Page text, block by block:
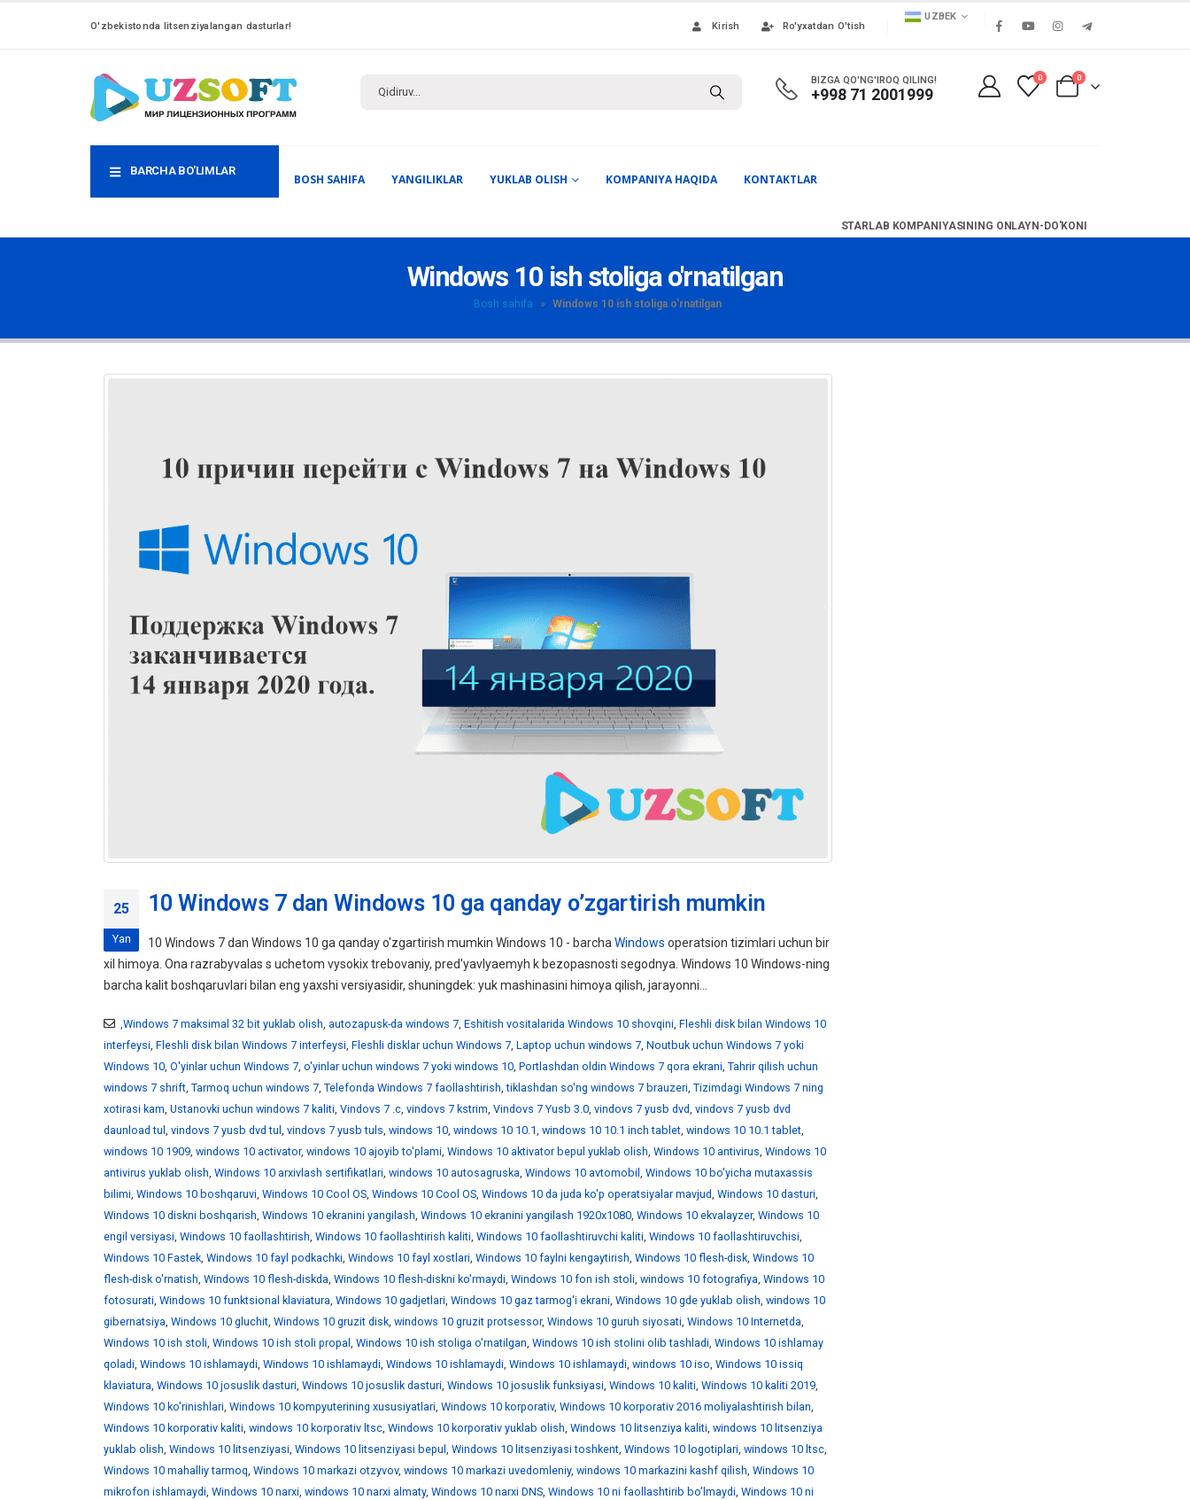
O'zbekistonda litsenziyalangan dasturlar! Kirish Ro'yxatdan O'tish
UZBEK
BIZGA QO'NG'IROQ QILING!
+998 71 2001999
0 0
BARCHA BO'LIMLAR
BOSH SAHIFA YANGILIKLAR YUKLAB OLISH KOMPANIYA HAQIDA KONTAKTLAR
STARLAB KOMPANIYASINING ONLAYN-DO'KONI
Windows 10 ish stoliga o'rnatilgan
Bosh sahifa » Windows 10 ish stoliga o'rnatilgan
25
Yan
10 Windows 7 dan Windows 10 ga qanday o’zgartirish mumkin
10 Windows 7 dan Windows 10 ga qanday o'zgartirish mumkin Windows 10 - barcha Windows operatsion tizimlari uchun bir
xil himoya. Ona razrabyvalas s uchetom vysokix trebovaniy, pred'yavlyaemyh k bezopasnosti segodnya. Windows 10 Windows-ning
barcha kalit boshqaruvlari bilan eng yaxshi versiyasidir, shuningdek: yuk mashinasini himoya qilish, jarayonni...
,Windows 7 maksimal 32 bit yuklab olish, autozapusk-da windows 7, Eshitish vositalarida Windows 10 shovqini, Fleshli disk bilan Windows 10
interfeysi, Fleshli disk bilan Windows 7 interfeysi, Fleshli disklar uchun Windows 7, Laptop uchun windows 7, Noutbuk uchun Windows 7 yoki
Windows 10, O'yinlar uchun Windows 7, o'yinlar uchun windows 7 yoki windows 10, Portlashdan oldin Windows 7 qora ekrani, Tahrir qilish uchun
windows 7 shrift, Tarmoq uchun windows 7, Telefonda Windows 7 faollashtirish,tiklashdan so'ng windows 7 brauzeri, Tizimdagi Windows 7 ning
xotirasi kam, Ustanovki uchun windows 7 kaliti, Vindovs 7 .c, vindovs 7 kstrim, Vindovs 7 Yusb 3.0, vindovs 7 yusb dvd, vindovs 7 yusb dvd
daunload tul , vindovs 7 yusb dvd tul , vindovs 7 yusb tuls, windows 10, windows 10 10.1, windows 10 10.1 inch tablet, windows 10 10.1 tablet,
windows 10 1909, windows 10 activator, windows 10 ajoyib to'plami, Windows 10 aktivator bepul yuklab olish, Windows 10 antivirus, Windows 10
antivirus yuklab olish, Windows 10 arxivlash sertifikatlari, windows 10 autosagruska, Windows 10 avtomobil , Windows 10 bo'yicha mutaxassis
bilimi, Windows 10 boshqaruvi, Windows 10 Cool OS, Windows 10 Cool OS, Windows 10 da juda ko'p operatsiyalar mavjud, Windows 10 dasturi,
Windows 10 diskni boshqarish, Windows 10 ekranini yangilash, Windows 10 ekranini yangilash 1920x1080, Windows 10 ekvalayzer, Windows 10
engil versiyasi, Windows 10 faollashtirish, Windows 10 faollashtirish kaliti, Windows 10 faollashtiruvchi kaliti, Windows 10 faollashtiruvchisi,
Windows 10 Fastek, Windows 10 fayl podkachki, Windows 10 fayl xostlari, Windows 10 faylni kengaytirish, Windows 10 flesh-disk, Windows 10
flesh-disk o'rnatish, Windows 10 flesh-diskda, Windows 10 flesh-diskni ko'rmaydi, Windows 10 fon ish stoli, windows 10 fotografiya, Windows 10
fotosurati, Windows 10 funktsional klaviatura, Windows 10 gadjetlari, Windows 10 gaz tarmog'i ekrani, Windows 10 gde yuklab olish, windows 10
gibernatsiya, Windows 10 gluchit, Windows 10 gruzit disk, windows 10 gruzit protsessor, Windows 10 guruh siyosati, Windows 10 Internetda,
Windows 10 ish stoli, Windows 10 ish stoli propal , Windows 10 ish stoliga o'rnatilgan, Windows 10 ish stolini olib tashladi, Windows 10 ishlamay
qoladi, Windows 10 ishlamaydi, Windows 10 ishlamaydi, Windows 10 ishlamaydi, Windows 10 ishlamaydi, windows 10 iso, Windows 10 issiq
klaviatura, Windows 10 josuslik dasturi, Windows 10 josuslik dasturi, Windows 10 josuslik funksiyasi, Windows 10 kaliti, Windows 10 kaliti 2019,
Windows 10 ko'rinishlari, Windows 10 kompyuterining xususiyatlari, Windows 10 korporativ, Windows 10 korporativ 2016 moliyalashtirish bilan,
Windows 10 korporativ kaliti, windows 10 korporativ ltsc, Windows 10 korporativ yuklab olish, Windows 10 litsenziya kaliti, windows 10 litsenziya
yuklab olish, Windows 10 litsenziyasi, Windows 10 litsenziyasi bepul , Windows 10 litsenziyasi toshkent, Windows 10 logotiplari, windows 10 ltsc,
Windows 10 mahalliy tarmoq, Windows 10 markazi otzyvov, windows 10 markazi uvedomleniy, windows 10 markazini kashf qilish, Windows 10
mikrofon ishlamaydi, Windows 10 narxi, windows 10 narxi almaty, Windows 10 narxi DNS, Windows 10 ni faollashtirib bo'lmaydi, Windows 10 ni